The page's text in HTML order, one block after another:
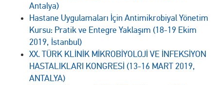
Antalya)
Hastane Uygulamaları İçin Antimikrobiyal Yönetim
Kursu: Pratik ve Entegre Yaklaşım (18-19 Ekim
2019, İstanbul)
XX. TÜRK KLİNİK MİKROBİYOLOJİ VE İNFEKSİYON
HASTALIKLARI KONGRESİ (13-16 MART 2019,
ANTALYA)